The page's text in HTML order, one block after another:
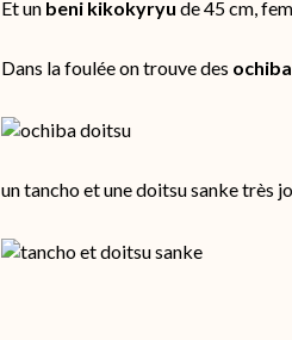
Et un beni kikokyryu de 45 cm,
Dans la foulée on trouve des
un tancho et une doitsu sanke très